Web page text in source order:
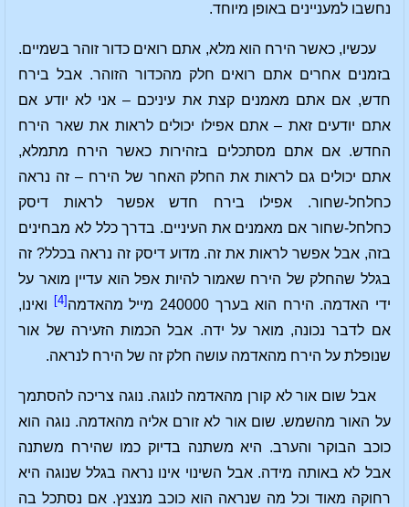
נחשבו למעניינים באופן מיוחד.
עכשיו, כאשר הירח הוא מלא, אתם רואים כדור זוהר בשמיים.
בזמנים אחרים אתם רואים חלק מהכדור הזוהר. אבל בירח
חדש, אם אתם מאמנים קצת את עיניכם – אני לא יודע אם
אתם יודעים זאת – אתם אפילו יכולים לראות את שאר הירח
החדש. אם אתם מסתכלים בזהירות כאשר הירח מתמלא,
אתם יכולים גם לראות את החלק האחר של הירח – זה נראה
כחלחל-שחור. אפילו בירח חדש אפשר לראות דיסק
כחלחל-שחור אם מאמנים את העיניים. בדרך כלל לא מבחינים
בזה, אבל אפשר לראות את זה. מדוע דיסק זה נראה בכלל? זה
בגלל שהחלק של הירח שאמור להיות אפל הוא עדיין מואר על
ידי האדמה. הירח הוא בערך 240000 מייל מהאדמה
[4]
ואינו,
אם לדבר נכונה, מואר על ידה. אבל הכמות הזעירה של אור
שנופלת על הירח מהאדמה עושה חלק זה של הירח לנראה.
אבל שום אור לא קורן מהאדמה לנוגה. נוגה צריכה להסתמך
על האור מהשמש. שום אור לא זורם אליה מהאדמה. נוגה הוא
כוכב הבוקר והערב. היא משתנה בדיוק כמו שהירח משתנה
אבל לא באותה מידה. אבל השינוי אינו נראה בגלל שנוגה היא
רחוקה מאוד וכל מה שנראה הוא כוכב מנצנץ. אם נסתכל בה